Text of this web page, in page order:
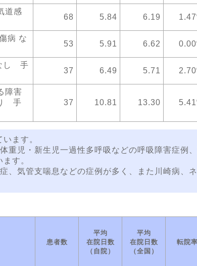
道感
68 5.84 6.19
病 な
53 5.91 6.62
し 手
37 6.49 5.71
障害
手
37 10.81 13.30
ます。
児・新生児一過性多呼吸などの呼吸障害症例
す。
気管支喘息などの症例が多く、また川崎病、
患者数
平均
在院日数
（自院）
平均
在院日数
（全国）
転院率